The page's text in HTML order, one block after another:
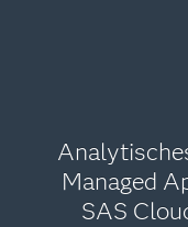
Managed
SAS